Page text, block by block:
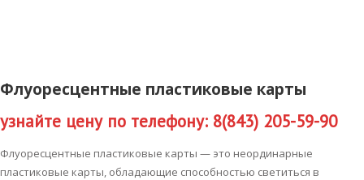
Флуоресцентные пластиковые карты
узнайте цену по телефону: 8(843) 205-59-90
Флуоресцентные пластиковые карты — это неординарные
пластиковые карты, обладающие способностью светиться в